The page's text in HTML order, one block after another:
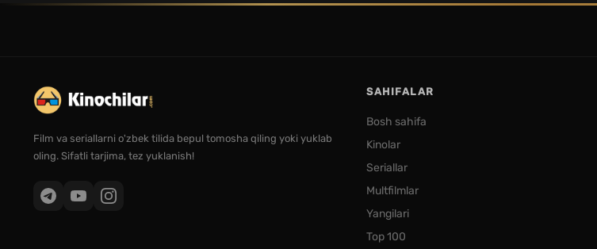
Film va seriallarni o'zbek tilida bepul tomosha qiling yoki yuklab
oling. Sifatli tarjima, tez yuklanish!
SAHIFALAR
Bosh sahifa
Kinolar
Seriallar
Multfilmlar
Yangilari
Top 100